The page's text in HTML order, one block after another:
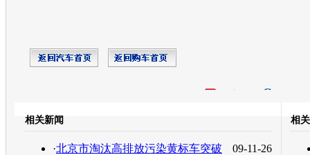
转发至：
相关新闻
09-11-26
·北京市淘汰高排放污染黄标车突破
相